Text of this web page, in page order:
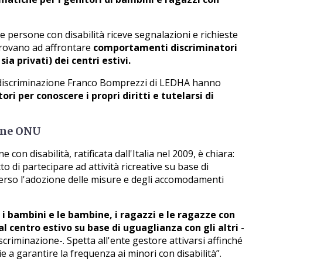
persone con disabilità riceve segnalazioni e richieste
ad affrontare comportamenti discriminatori
privati) dei centri estivi.
Franco Bomprezzi di LEDHA hanno
per conoscere i propri diritti e tutelarsi di
ONU
con disabilità, ratificata dall'Italia nel 2009, è chiara:
di partecipare ad attività ricreative su base di
l'adozione delle misure e degli accomodamenti
bambini e le bambine, i ragazzi e le ragazze con
estivo su base di uguaglianza con gli altri -
. Spetta all'ente gestore attivarsi affinché
a garantire la frequenza ai minori con disabilità”.